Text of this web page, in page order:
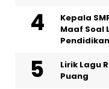
Kepala
Maaf Soal
Lirik Lagu
Puang